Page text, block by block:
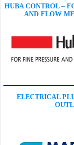
HUBA CONTROL –
AND FLOW
ELECTRICAL